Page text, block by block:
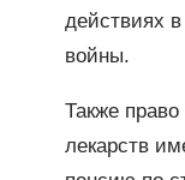
действиях
войны.
Также
лекарств